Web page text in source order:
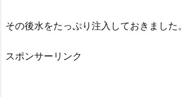
その後水をたっぷり注入しておきました。
スポンサーリンク